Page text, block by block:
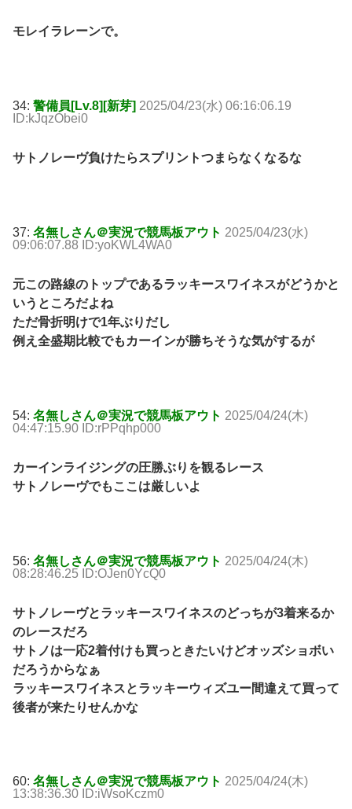
モレイラレーンで。
34: 警備員[Lv.8][新芽] 2025/04/23(水) 06:16:06.19
ID:kJqzObei0
サトノレーヴ負けたらスプリントつまらなくなるな
37: 名無しさん＠実況で競馬板アウト 2025/04/23(水)
09:06:07.88 ID:yoKWL4WA0
元この路線のトップであるラッキースワイネスがどうかと
いうところだよね
ただ骨折明けで1年ぶりだし
例え全盛期比較でもカーインが勝ちそうな気がするが
54: 名無しさん＠実況で競馬板アウト 2025/04/24(木)
04:47:15.90 ID:rPPqhp000
カーインライジングの圧勝ぶりを観るレース
サトノレーヴでもここは厳しいよ
56: 名無しさん＠実況で競馬板アウト 2025/04/24(木)
08:28:46.25 ID:OJen0YcQ0
サトノレーヴとラッキースワイネスのどっちが3着来るか
のレースだろ
サトノは一応2着付けも買っときたいけどオッズショボい
だろうからなぁ
ラッキースワイネスとラッキーウィズユー間違えて買って
後者が来たりせんかな
60: 名無しさん＠実況で競馬板アウト 2025/04/24(木)
13:38:36.30 ID:iWsoKczm0